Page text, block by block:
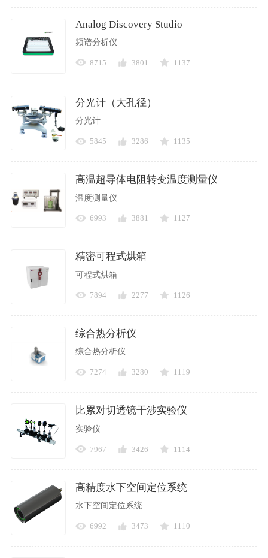
Analog Discovery Studio
频谱分析仪
8715 3801 1137
分光计（大孔径）
分光计
5845 3286 1135
高温超导体电阻转变温度测量仪
温度测量仪
6993 3881 1127
精密可程式烘箱
可程式烘箱
7894 2277 1126
综合热分析仪
综合热分析仪
7274 3280 1119
比累对切透镜干涉实验仪
实验仪
7967 3426 1114
高精度水下空间定位系统
水下空间定位系统
6992 3473 1110